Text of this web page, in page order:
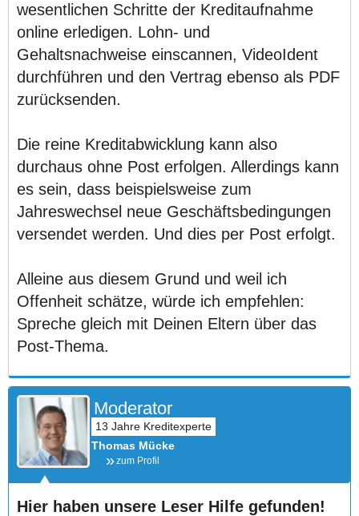
wesentlichen Schritte der Kreditaufnahme
online erledigen. Lohn- und
Gehaltsnachweise einscannen, VideoIdent
durchführen und den Vertrag ebenso als PDF
zurücksenden.
Die reine Kreditabwicklung kann also
durchaus ohne Post erfolgen. Allerdings kann
es sein, dass beispielsweise zum
Jahreswechsel neue Geschäftsbedingungen
versendet werden. Und dies per Post erfolgt.
Alleine aus diesem Grund und weil ich
Offenheit schätze, würde ich empfehlen:
Spreche gleich mit Deinen Eltern über das
Post-Thema.
Moderator
Thomas Mücke
zum Profil
Hier haben unsere Leser Hilfe gefunden!